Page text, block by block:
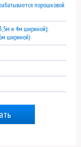
порошковой
и 4м шириной);
шириной)